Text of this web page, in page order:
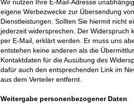
Wir nutzen Ihre E-Mail-Adresse
eigene Werbezwecke zur Übersendung
Dienstleistungen. Sollten Sie hiermit nicht
jederzeit widersprechen. Der Widerspruch
per E-Mail, erklärt werden. Er muss uns
entstehen keine anderen als die
Kontaktdaten für die Ausübung des
dafür auch den entsprechenden Link im
aus dem Verteiler entfernt.
Weitergabe personenbezogener Daten